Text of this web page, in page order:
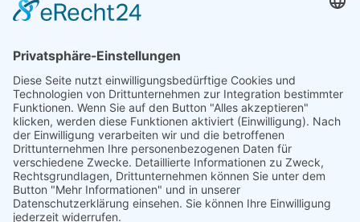
Ruderordnung
Mitgliedschaft
Aufnahmeantrag
Mitgliedschaftsbeiträge
Informationen
Rheinpegel
FAQ
Spenden